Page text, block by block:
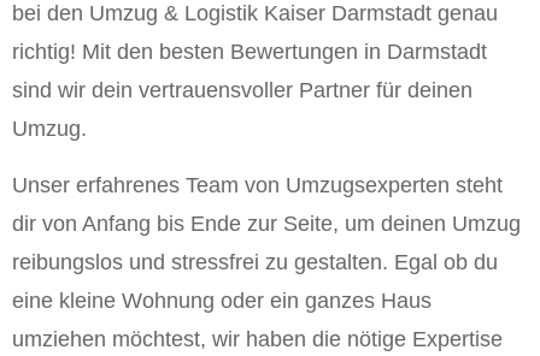
bei den Umzug & Logistik Kaiser Darmstadt genau
richtig! Mit den besten Bewertungen in Darmstadt
sind wir dein vertrauensvoller Partner für deinen
Umzug.
Unser erfahrenes Team von Umzugsexperten steht
dir von Anfang bis Ende zur Seite, um deinen Umzug
reibungslos und stressfrei zu gestalten. Egal ob du
eine kleine Wohnung oder ein ganzes Haus
umziehen möchtest, wir haben die nötige Expertise